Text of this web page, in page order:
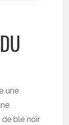
une
blé noir